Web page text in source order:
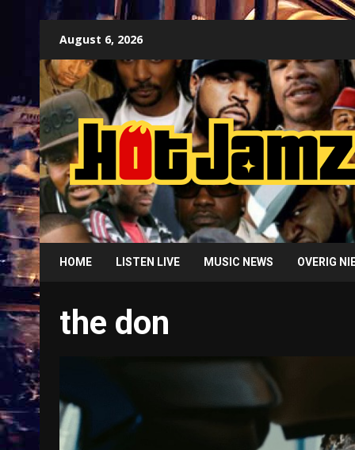
content
August 6, 2026
HOME LISTEN LIVE MUSIC NEWS OVERIG
the don